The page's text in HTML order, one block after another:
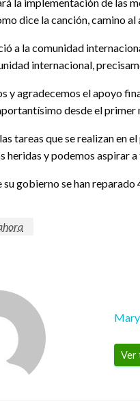
la implementación de las
dice la canción, camino al
a la comunidad
internacional,
y agradecemos el apoyo
desde el primer
tareas que se realizan en
heridas y podemos aspirar
su gobierno se han
Ver